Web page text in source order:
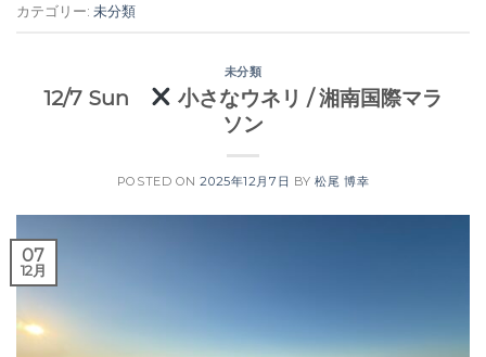
カテゴリー: 未分類
未分類
12/7 Sun
小さなウネリ / 湘南国際マラ
ソン
POSTED ON2025年12月7日 BY松尾 博幸
07
12月